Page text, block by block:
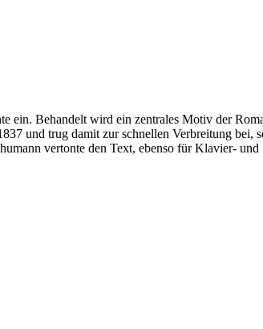
ein. Behandelt wird ein zentrales Motiv der
und trug damit zur schnellen Verbreitung
vertonte den Text, ebenso für Klavier- und